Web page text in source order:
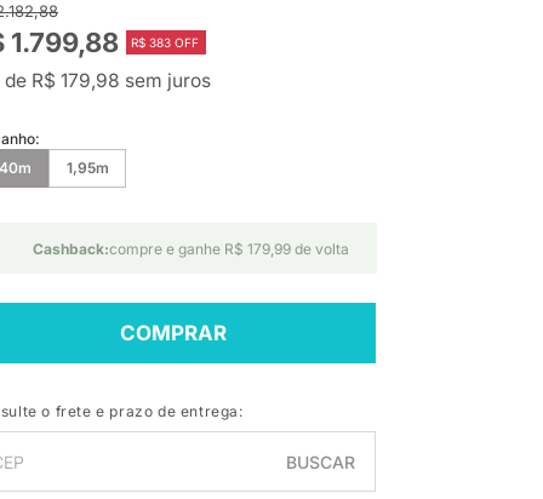
1.799,88 R$ 383 OFF
de R$ 179,98 sem juros
1,95m
Cashback:compre e ganhe R$ 179,99 de volta
COMPRAR
o frete e prazo de entrega:
BUSCAR